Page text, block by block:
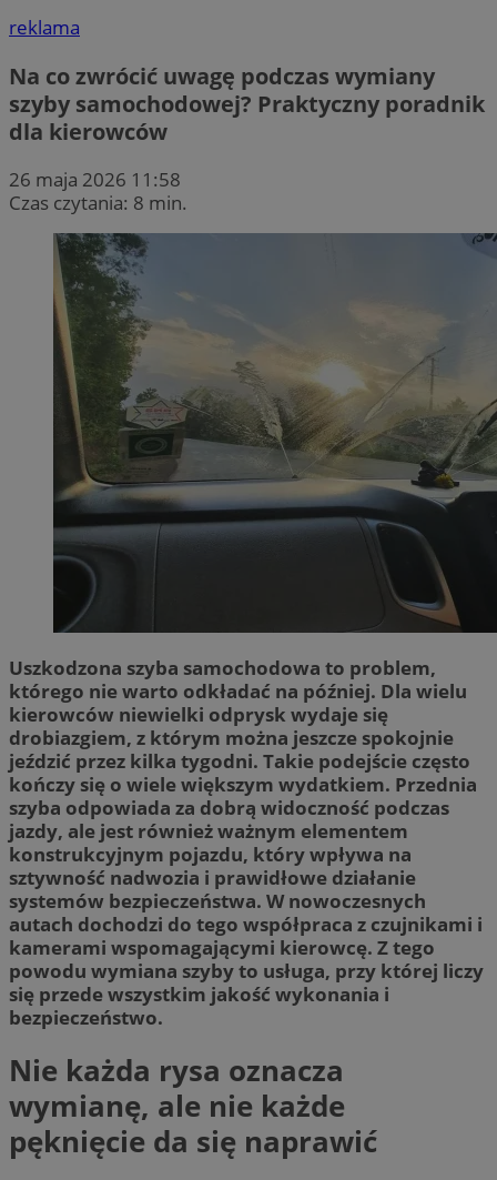
reklama
Na co zwrócić uwagę podczas wymiany
szyby samochodowej? Praktyczny poradnik
dla kierowców
26 maja 2026 11:58
Czas czytania: 8 min.
Uszkodzona szyba samochodowa to problem,
którego nie warto odkładać na później. Dla wielu
kierowców niewielki odprysk wydaje się
drobiazgiem, z którym można jeszcze spokojnie
jeździć przez kilka tygodni. Takie podejście często
kończy się o wiele większym wydatkiem. Przednia
szyba odpowiada za dobrą widoczność podczas
jazdy, ale jest również ważnym elementem
konstrukcyjnym pojazdu, który wpływa na
sztywność nadwozia i prawidłowe działanie
systemów bezpieczeństwa. W nowoczesnych
autach dochodzi do tego współpraca z czujnikami i
kamerami wspomagającymi kierowcę. Z tego
powodu wymiana szyby to usługa, przy której liczy
się przede wszystkim jakość wykonania i
bezpieczeństwo.
Nie każda rysa oznacza
wymianę, ale nie każde
pęknięcie da się naprawić